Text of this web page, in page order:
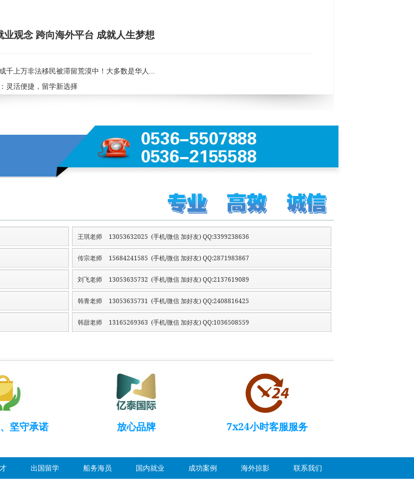
业观念 跨向海外平台 成就人生梦想
千上万非法移民被滞留荒漠中！大多数是华人...
灵活便捷，留学新选择
王琪老师 13053632025 (手机/微信 加好友) QQ:3399238636
传宗老师 15684241585 (手机/微信 加好友) QQ:2871983867
刘飞老师 13053635732 (手机/微信 加好友) QQ:2137619089
韩青老师 13053635731 (手机/微信 加好友) QQ:2408816425
韩甜老师 13165269363 (手机/微信 加好友) QQ:1036508559
坚守承诺 放心品牌 7x24小时客服服务
出国留学 船务海员 国内就业 成功案例 海外掠影 联系我们